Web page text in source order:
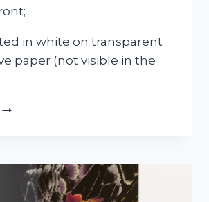
in white on transparent
paper (not visible in the
[:PT]CAIXAS